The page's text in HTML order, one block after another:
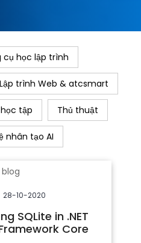
cụ học lập trình
Lập trình Web & atcsmart
tập Thủ thuật
nhân tạo AI
28-10-2020
SQLite in .NET
Core